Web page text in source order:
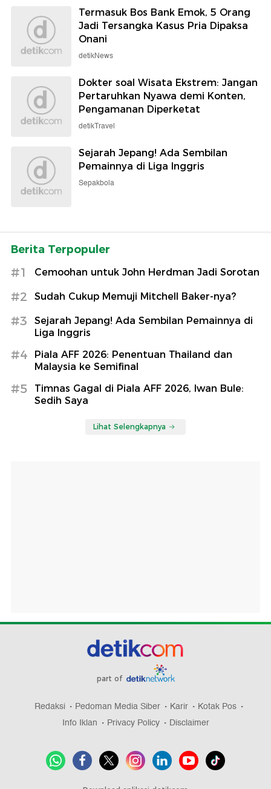
Termasuk Bos Bank Emok, 5 Orang
Jadi Tersangka Kasus Pria Dipaksa
Onani
detikNews
Dokter soal Wisata Ekstrem: Jangan
Pertaruhkan Nyawa demi Konten,
Pengamanan Diperketat
detikTravel
Sejarah Jepang! Ada Sembilan
Pemainnya di Liga Inggris
Sepakbola
Berita Terpopuler
#1 Cemoohan untuk John Herdman Jadi Sorotan
#2 Sudah Cukup Memuji Mitchell Baker-nya?
#3
Sejarah Jepang! Ada Sembilan Pemainnya di
Liga Inggris
#4
Piala AFF 2026: Penentuan Thailand dan
Malaysia ke Semifinal
#5
Timnas Gagal di Piala AFF 2026, Iwan Bule:
Sedih Saya
Lihat Selengkapnya
part of
Redaksi Pedoman Media Siber Karir
Kotak Pos
Info Iklan
Privacy Policy Disclaimer